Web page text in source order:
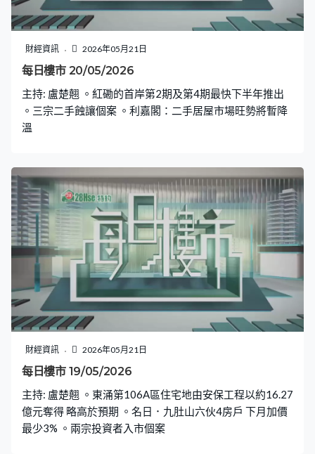
財經資訊 2026年05月21日
每日樓市 20/05/2026
主持: 盧楚翹 。紅磡的首岸第2期及第4期最快下半年推出
。三宗二手蝕讓個案 。利嘉閣：二手居屋市場旺勢將暫降
溫
財經資訊 2026年05月21日
每日樓市 19/05/2026
主持: 盧楚翹 。東涌第106A區住宅地由安保工程以約16.27
億元奪得 略高於預期 。名日．九肚山六伙4房戶 下月加價
最少3% 。兩宗投資者入市個案